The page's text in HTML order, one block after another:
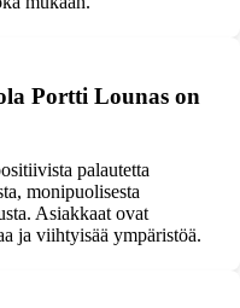
Portti Lounas on
palautetta
monipuolisesta
Asiakkaat ovat
ja viihtyisää ympäristöä.